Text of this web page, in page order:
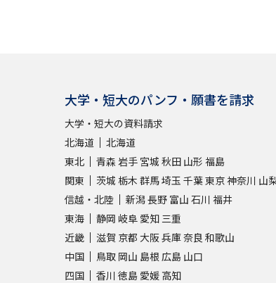
大学・短大のパンフ・願書を請求
大学・短大の資料請求
北海道
北海道
東北
青森 岩手 宮城 秋田 山形 福島
関東
茨城 栃木 群馬埼玉 千葉東京神奈川 山
信越・北陸
新潟長野 富山 石川 福井
東海
静岡 岐阜 愛知 三重
近畿
滋賀 京都 大阪兵庫奈良 和歌山
中国
鳥取 岡山 島根 広島 山口
四国
香川 徳島 愛媛 高知